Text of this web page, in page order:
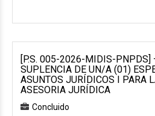
[P.S. 005-2026-MIDIS-PNPDS]
SUPLENCIA DE UN/A (01)
ASUNTOS JURÍDICOS I PARA
ASESORIA JURÍDICA
Concluido